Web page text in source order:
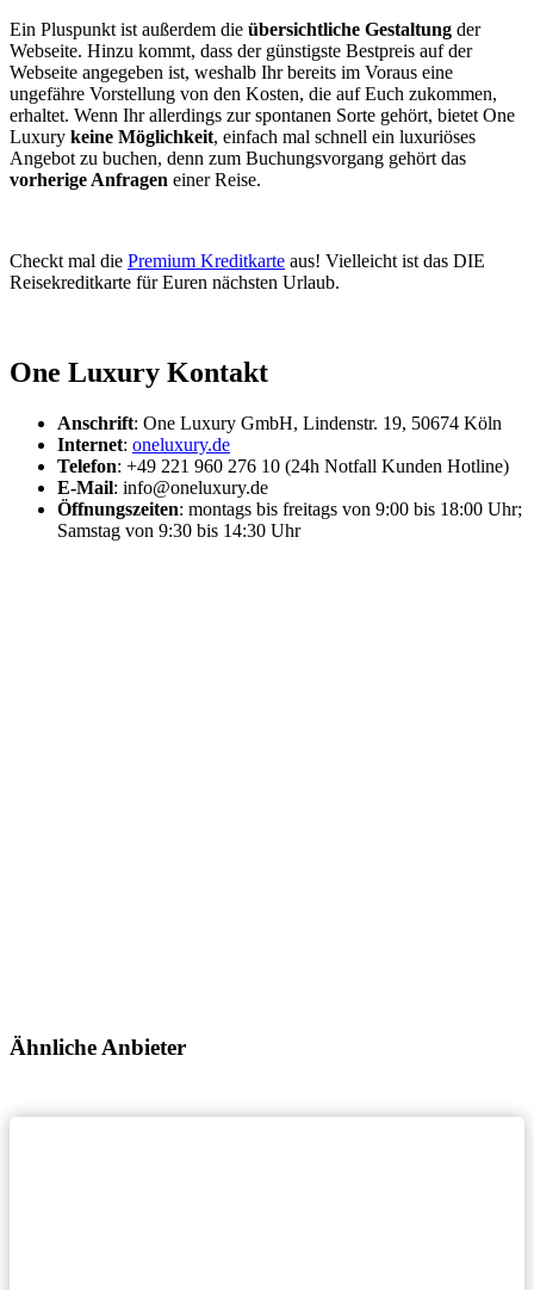
Ein Pluspunkt ist außerdem die übersichtliche Gestaltung der
Webseite. Hinzu kommt, dass der günstigste Bestpreis auf der
Webseite angegeben ist, weshalb Ihr bereits im Voraus eine
ungefähre Vorstellung von den Kosten, die auf Euch zukommen,
erhaltet. Wenn Ihr allerdings zur spontanen Sorte gehört, bietet One
Luxury keine Möglichkeit, einfach mal schnell ein luxuriöses
Angebot zu buchen, denn zum Buchungsvorgang gehört das
vorherige Anfragen einer Reise.
Checkt mal die Premium Kreditkarte aus! Vielleicht ist das DIE
Reisekreditkarte für Euren nächsten Urlaub.
One Luxury Kontakt
Anschrift: One Luxury GmbH, Lindenstr. 19, 50674 Köln
Internet: oneluxury.de
Telefon: +49 221 960 276 10 (24h Notfall Kunden Hotline)
E-Mail: info@oneluxury.de
Öffnungszeiten: montags bis freitags von 9:00 bis 18:00 Uhr;
Samstag von 9:30 bis 14:30 Uhr
Ähnliche Anbieter